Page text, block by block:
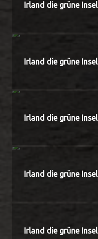
Irland die grüne Insel
Irland die grüne Insel
Irland die grüne Insel
Irland die grüne Insel
Irland die grüne Insel